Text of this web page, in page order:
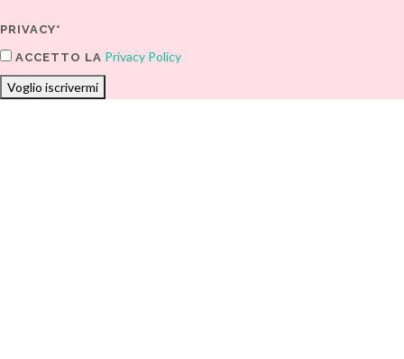
PRIVACY*
ACCETTO LA Privacy Policy
Voglio iscrivermi